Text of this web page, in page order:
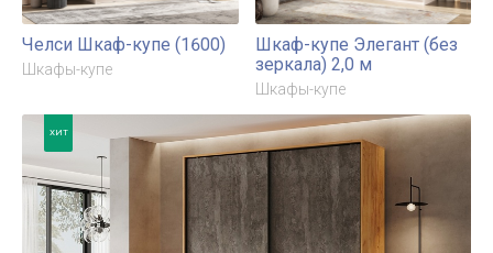
Челси Шкаф-купе (1600)
Шкафы-купе
Шкаф-купе Элегант (без
зеркала) 2,0 м
Шкафы-купе
ХИТ